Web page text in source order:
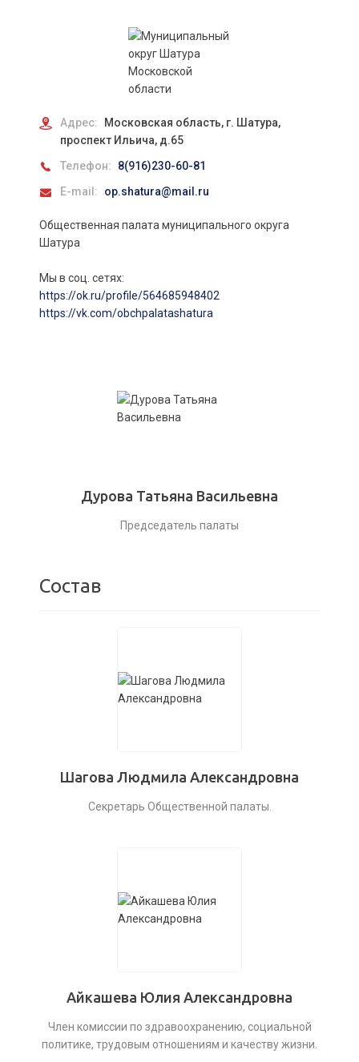
Адрес:
Московская область, г. Шатура,
проспект Ильича, д.65
Телефон:
8(916)230-60-81
E-mail:
op.shatura@mail.ru
Общественная палата муниципального округа
Шатура
Мы в соц. сетях:
https://ok.ru/profile/564685948402
https://vk.com/obchpalatashatura
Дурова Татьяна Васильевна
Председатель палаты
Состав
Шагова Людмила Александровна
Секретарь Общественной палаты.
Айкашева Юлия Александровна
Член комиссии по здравоохранению, социальной
политике, трудовым отношениям и качеству жизни.